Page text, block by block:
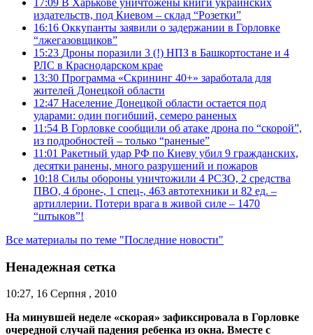
издательств, под Киевом – склад “Розетки”
16:16 Оккупанты заявили о задержании в Горловке
“лжегазовщиков”
15:23 Дроны поразили 3 (!) НПЗ в Башкортостане и 4
РЛС в Краснодарском крае
13:30 Программа «Скрининг 40+» заработала для
жителей Донецкой области
12:47 Население Донецкой области остается под
ударами: один погибший, семеро раненых
11:54 В Горловке сообщили об атаке дрона по “скорой”,
из подробностей – только “раненые”
11:01 Ракетный удар РФ по Киеву убил 9 гражданских,
десятки ранены, много разрушений и пожаров
10:18 Силы обороны уничтожили 4 РСЗО, 2 средства
ПВО, 4 броне-, 1 спец-, 463 автотехники и 82 ед. –
артиллерии. Потери врага в живой силе – 1470
“штыков”!
Все материалы по теме "Последние новости"
Ненадежная сетка
10:27, 16 Серпня , 2010
На минувшей неделе «скорая» зафиксировала в Горловке
очередной случай падения ребенка из окна. Вместе с